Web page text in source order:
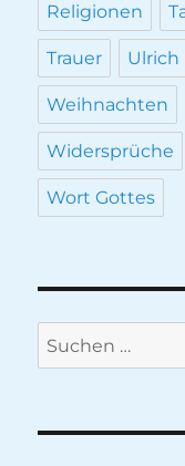
Religionen
Trauer Ulrich
Weihnachten
Widersprüche
Wort Gottes
Suche
nach: